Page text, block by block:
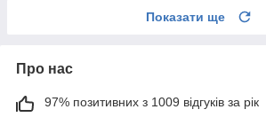
Показати ще
Про нас
97% позитивних з 1009 відгуків за рік